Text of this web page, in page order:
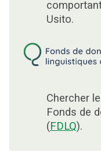
Usito.
Chercher
Fonds de
(FDLQ).